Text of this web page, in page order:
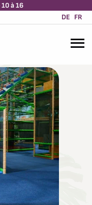
à 16
DE FR
le Kiddy Dome